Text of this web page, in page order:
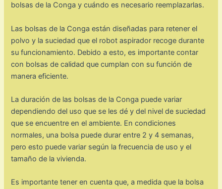
bolsas de la Conga y cuándo es necesario reemplazarlas.
Las bolsas de la Conga están diseñadas para retener el
polvo y la suciedad que el robot aspirador recoge durante
su funcionamiento. Debido a esto, es importante contar
con bolsas de calidad que cumplan con su función de
manera eficiente.
La duración de las bolsas de la Conga puede variar
dependiendo del uso que se les dé y del nivel de suciedad
que se encuentre en el ambiente. En condiciones
normales, una bolsa puede durar entre 2 y 4 semanas,
pero esto puede variar según la frecuencia de uso y el
tamaño de la vivienda.
Es importante tener en cuenta que, a medida que la bolsa